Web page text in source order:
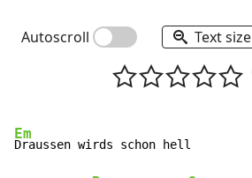
Autoscroll Text size
Em
Draussen wirds schon hell